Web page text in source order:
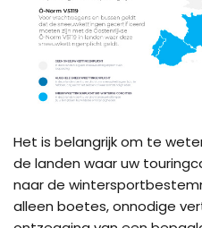
Het is belangrijk om te
de landen waar uw
naar de
alleen boetes, onnodige